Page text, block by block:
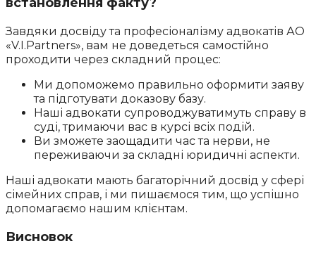
Завдяки досвіду та професіоналізму адвокатів АО
«V.I.Partners», вам не доведеться самостійно
проходити через складний процес:
Ми допоможемо правильно оформити заяву
та підготувати доказову базу.
Наші адвокати супроводжуватимуть справу в
суді, тримаючи вас в курсі всіх подій.
Ви зможете заощадити час та нерви, не
переживаючи за складні юридичні аспекти.
Наші адвокати мають багаторічний досвід у сфері
сімейних справ, і ми пишаємося тим, що успішно
допомагаємо нашим клієнтам.
Висновок